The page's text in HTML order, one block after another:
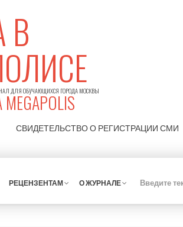
В
ДЛЯ ОБУЧАЮЩИХСЯ ГОРОДА МОСКВЫ
MEGAPOLIS
СВИДЕТЕЛЬСТВО О РЕГИСТРАЦИИ СМИ
РЕЦЕНЗЕНТАМ О ЖУРНАЛЕ